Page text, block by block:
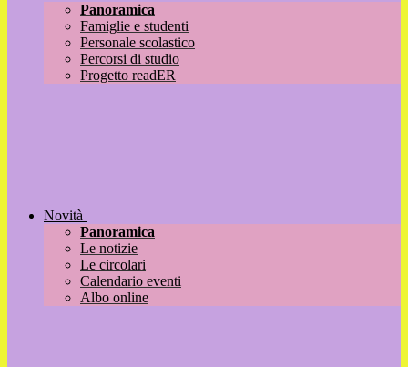
Panoramica
Famiglie e studenti
Personale scolastico
Percorsi di studio
Progetto readER
Novità
Panoramica
Le notizie
Le circolari
Calendario eventi
Albo online